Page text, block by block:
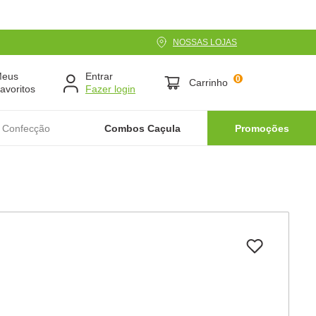
NOSSAS LOJAS
Entrar
Carrinho 0
Combos Caçula Promoções